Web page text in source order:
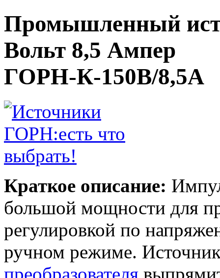
Промышленный
Вольт 8,5 Ампер
ГОРН-К-150В/8,5А
Краткое описание:
большой мощности для
регулировкой по
ручном режиме.
преобразователя